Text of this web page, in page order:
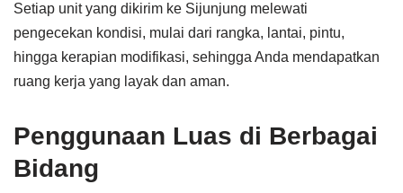
Setiap unit yang dikirim ke Sijunjung melewati
pengecekan kondisi, mulai dari rangka, lantai, pintu,
hingga kerapian modifikasi, sehingga Anda mendapatkan
ruang kerja yang layak dan aman.
Penggunaan Luas di Berbagai
Bidang